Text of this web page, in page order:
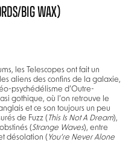
BIG WAX)
les Telescopes ont fait un
aliens des confins de la galaxie,
psychédélisme d’Outre-
gothique, où l’on retrouve le
et ce son toujours un peu
de Fuzz ( This Is Not A Dream),
(Strange Waves), entre
désolation ( You’re Never Alone